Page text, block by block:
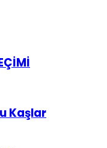
Kaşlar